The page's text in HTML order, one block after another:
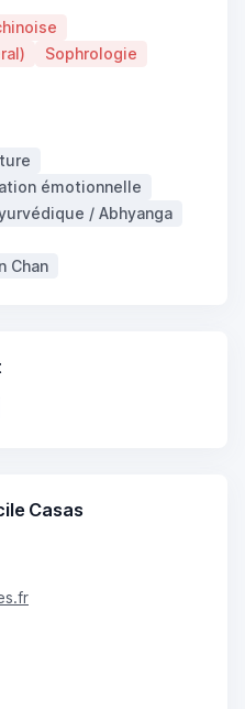
Sophrologie
émotionnelle
/ Abhyanga
Chan
Casas